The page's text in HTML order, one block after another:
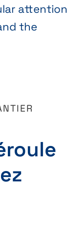
attention
the